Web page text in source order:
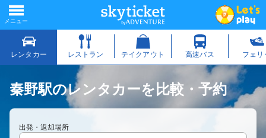
秦野駅のレンタカーを比較・予約
出発・返却場所